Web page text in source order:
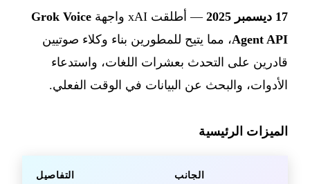
17 ديسمبر 2025 — أطلقت xAI واجهة
Grok Voice
Agent API، مما يتيح للمطورين بناء وكلاء صوتيين
قادرين على التحدث بعشرات اللغات، واستدعاء
الأدوات، والبحث عن البيانات في الوقت الفعلي.
الميزات الرئيسية
الجانب التفاصيل